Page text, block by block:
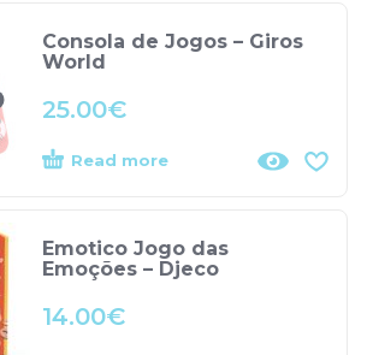
Consola de Jogos – Giros
World
25.00€
Read more
Emotico Jogo das
Emoções – Djeco
14.00€